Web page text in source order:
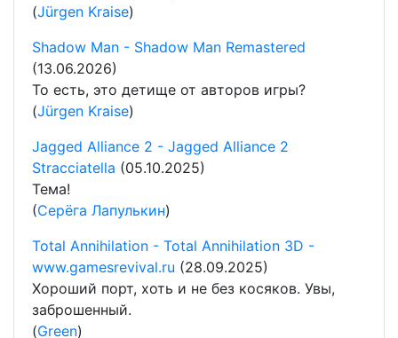
(Jürgen Kraise)
Shadow Man - Shadow Man Remastered
(13.06.2026)
То есть, это детище от авторов игры?
(Jürgen Kraise)
Jagged Alliance 2 - Jagged Alliance 2
Stracciatella (05.10.2025)
Тема!
(Серёга Лапулькин)
Total Annihilation - Total Annihilation 3D -
www.gamesrevival.ru (28.09.2025)
Хороший порт, хоть и не без косяков. Увы,
заброшенный.
(Green)